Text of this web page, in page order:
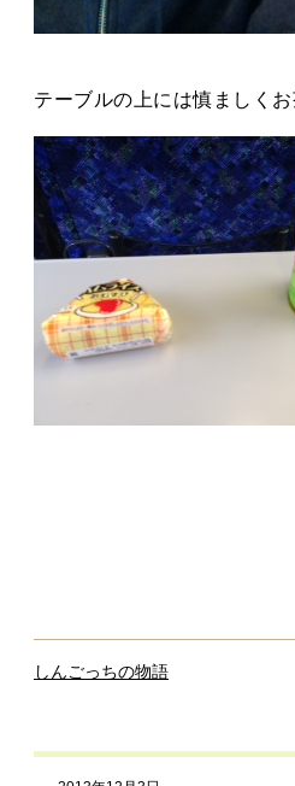
テーブルの上には慎ましくお
しんごっちの物語